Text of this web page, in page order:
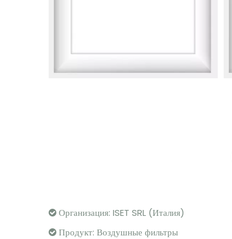
 Организация: ISET SRL (Италия)
 Продукт: Воздушные фильтры